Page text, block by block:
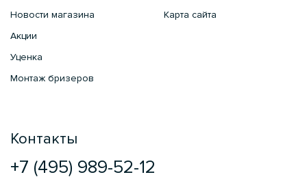
Новости магазина
Акции
Уценка
Монтаж бризеров
Карта сайта
Контакты
+7 (495) 989-52-12